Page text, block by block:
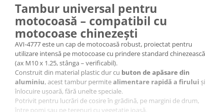
Tambur universal pentru
motocoasă – compatibil cu
motocoase chinezești
AVI-4777 este un cap de motocoasă robust, proiectat pentru
utilizare intensă pe motocoase cu prindere standard chinezească
(ax M10 x 1.25, stânga – verificabil).
Construit din material plastic dur cu buton de apăsare din
aluminiu, acest tambur permitealimentare rapidă a firului și
înlocuire ușoară, fără unelte speciale.
Potrivit pentru lucrări de cosire în grădină, pe margini de drum,
între pomi sau pe terenuri cu vegetație joasă.